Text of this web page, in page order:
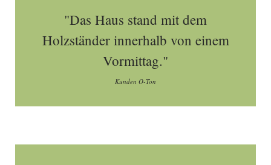
"Das Haus stand mit dem
Holzständer innerhalb von einem
Vormittag."
Kunden O-Ton